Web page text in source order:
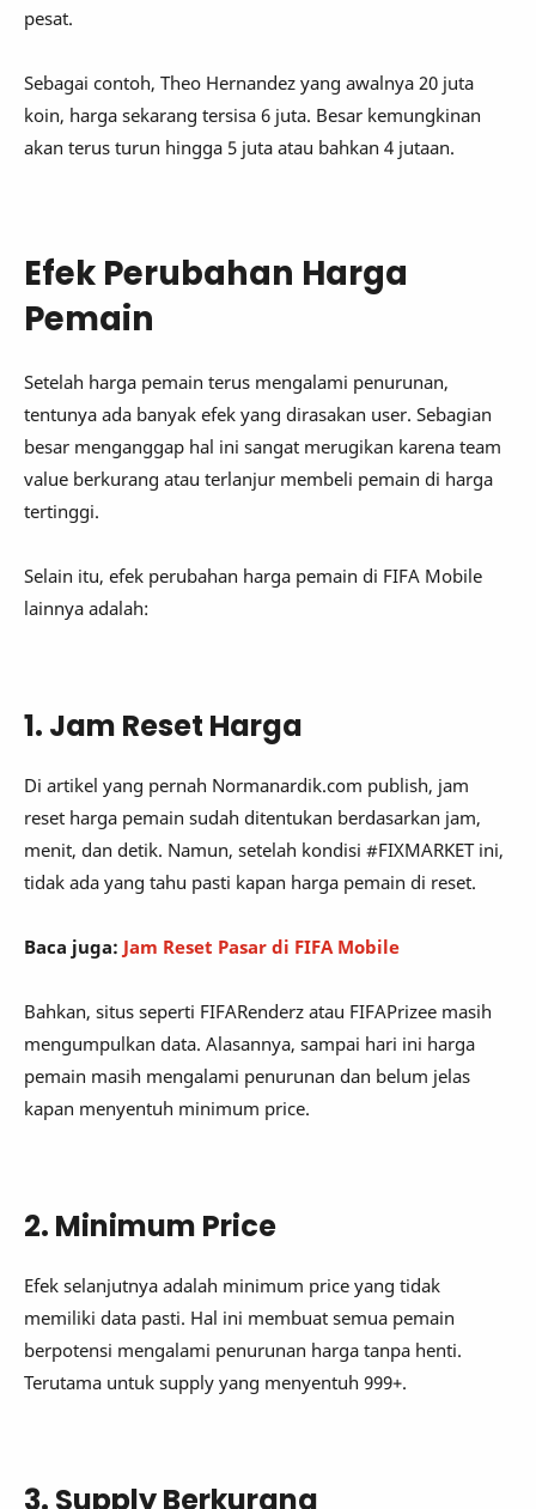
pesat.
Sebagai contoh, Theo Hernandez yang awalnya 20 juta
koin, harga sekarang tersisa 6 juta. Besar kemungkinan
akan terus turun hingga 5 juta atau bahkan 4 jutaan.
Efek Perubahan Harga
Pemain
Setelah harga pemain terus mengalami penurunan,
tentunya ada banyak efek yang dirasakan user. Sebagian
besar menganggap hal ini sangat merugikan karena team
value berkurang atau terlanjur membeli pemain di harga
tertinggi.
Selain itu, efek perubahan harga pemain di FIFA Mobile
lainnya adalah:
1. Jam Reset Harga
Di artikel yang pernah Normanardik.com publish, jam
reset harga pemain sudah ditentukan berdasarkan jam,
menit, dan detik. Namun, setelah kondisi #FIXMARKET ini,
tidak ada yang tahu pasti kapan harga pemain di reset.
Baca juga: Jam Reset Pasar di FIFA Mobile
Bahkan, situs seperti FIFARenderz atau FIFAPrizee masih
mengumpulkan data. Alasannya, sampai hari ini harga
pemain masih mengalami penurunan dan belum jelas
kapan menyentuh minimum price.
2. Minimum Price
Efek selanjutnya adalah minimum price yang tidak
memiliki data pasti. Hal ini membuat semua pemain
berpotensi mengalami penurunan harga tanpa henti.
Terutama untuk supply yang menyentuh 999+.
3. Supply Berkurang